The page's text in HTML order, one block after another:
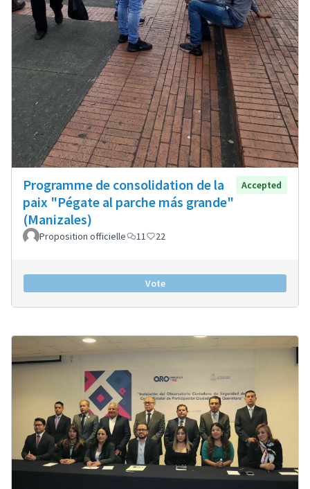
Programme de consolidation de la
paix "Pégate al parche más grande"
(Manizales)
Accepted
Proposition officielle 11 22
Vote